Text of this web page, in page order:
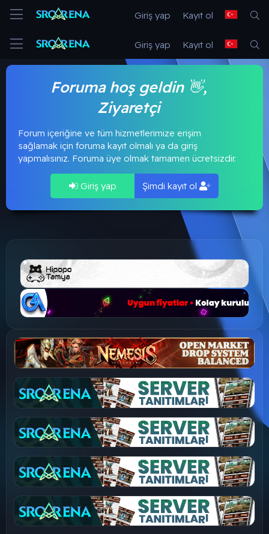
Giriş yap Kayıt ol
Giriş yap Kayıt ol
Foruma hoş geldin 👋,
Ziyaretçi
Forum içeriğine ve tüm hizmetlerimize erişim
sağlamak için foruma kayıt olmalı ya da giriş
yapmalısınız. Foruma üye olmak tamamen ücretsizdir.
Giriş yap Şimdi kayıt ol